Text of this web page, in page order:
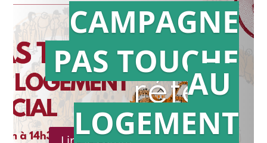
Action en
référé
CAMPAGNE
PAS TOUCHE
AU
LOGEMENT